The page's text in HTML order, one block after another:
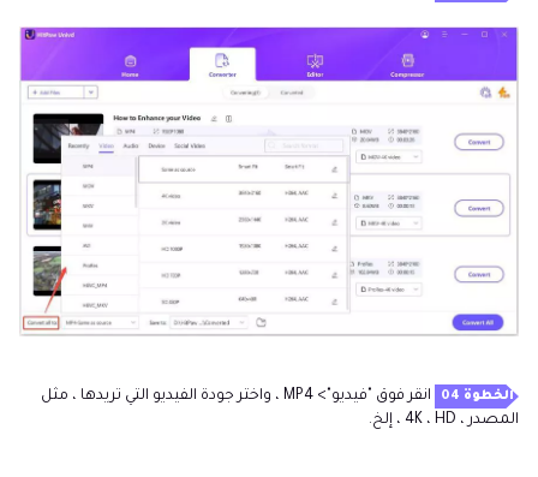
الخطوة 04
انقر فوق "فيديو"> MP4 ، واختر جودة الفيديو التي تريدها ، مثل
المصدر ، 4K ، HD ، إلخ.